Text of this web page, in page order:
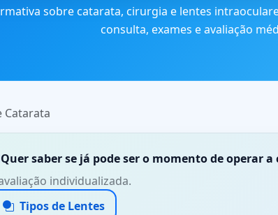
sobre catarata, cirurgia e lentes
consulta, exames e avaliação
Catarata
Quer saber se já pode ser o momento de operar
individualizada.
Tipos de Lentes